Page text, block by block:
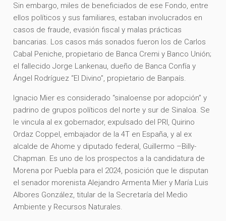
Sin embargo, miles de beneficiados de ese Fondo, entre
ellos políticos y sus familiares, estaban involucrados en
casos de fraude, evasión fiscal y malas prácticas
bancarias. Los casos más sonados fueron los de Carlos
Cabal Peniche, propietario de Banca Cremi y Banco Unión;
el fallecido Jorge Lankenau, dueño de Banca Confía y
Ángel Rodríguez “El Divino”, propietario de Banpaís.
Ignacio Mier es considerado “sinaloense por adopción” y
padrino de grupos políticos del norte y sur de Sinaloa. Se
le vincula al ex gobernador, expulsado del PRI, Quirino
Ordaz Coppel, embajador de la 4T en España, y al ex
alcalde de Ahome y diputado federal, Guillermo –Billy-
Chapman. Es uno de los prospectos a la candidatura de
Morena por Puebla para el 2024, posición que le disputan
el senador morenista Alejandro Armenta Mier y María Luis
Albores González, titular de la Secretaría del Medio
Ambiente y Recursos Naturales.